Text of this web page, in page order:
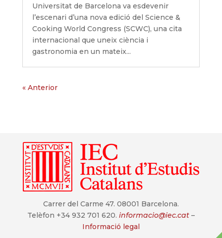
Universitat de Barcelona va esdevenir
l’escenari d’una nova edició del Science &
Cooking World Congress (SCWC), una cita
internacional que uneix ciència i
gastronomia en un mateix...
« Anterior
Carrer del Carme 47. 08001 Barcelona.
Telèfon +34 932 701 620. informacio@iec.cat–
Informació legal